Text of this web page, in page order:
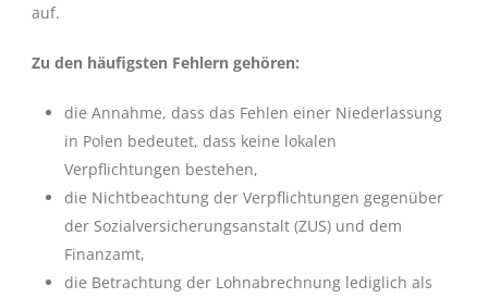
auf.
Zu den häufigsten Fehlern gehören:
die Annahme, dass das Fehlen einer Niederlassung
in Polen bedeutet, dass keine lokalen
Verpflichtungen bestehen,
die Nichtbeachtung der Verpflichtungen gegenüber
der Sozialversicherungsanstalt (ZUS) und dem
Finanzamt,
die Betrachtung der Lohnabrechnung lediglich als